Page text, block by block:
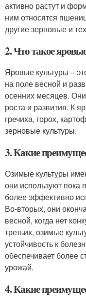
активно растут и
ним относятся
другие зерновые и
2. Что такое
Яровые культуры –
на поле весной и
осенних месяцев.
роста и развития. К
гречиха, горох,
зерновые культуры.
3. Какие
Озимые культуры
они используют пока
более эффективно
Во-вторых, они
весной, когда нет
третьих, озимые
устойчивость к
обеспечивает более
урожай.
4. Какие